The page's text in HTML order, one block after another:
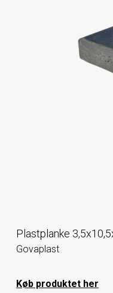
Plastplanke
Govaplast
Køb produktet her